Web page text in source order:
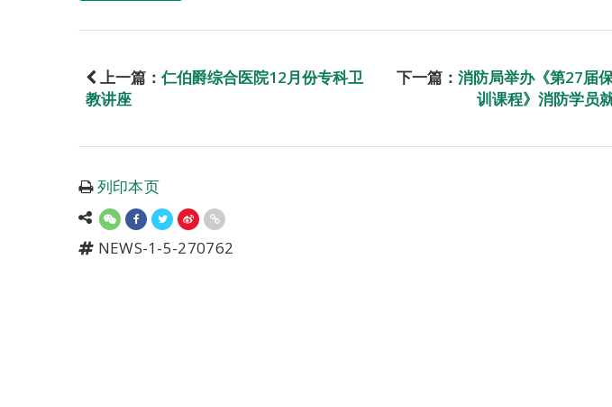
上一篇：仁伯爵综合医院12月份专科卫
教讲座
下一篇： 消防局举办《第27届
训课程》消防学员
列印本页
NEWS-1-5-270762